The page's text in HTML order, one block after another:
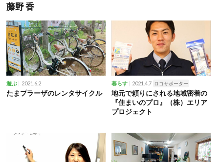
藤野 香
遊ぶ 2021.6.2
たまプラーザのレンタサイクル
暮らす 2021.4.7 ロコサポーター
地元で頼りにされる地域密着の
『住まいのプロ』（株）エリア
プロジェクト